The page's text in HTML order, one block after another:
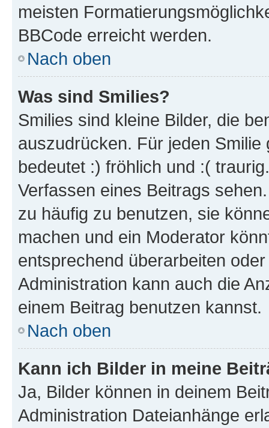
meisten
BBCode erreicht werden.
Nach oben
Was sind Smilies?
Smilies sind kleine Bilder, die
auszudrücken. Für jeden
bedeutet :) fröhlich und :(
Verfassen eines Beitrags
zu häufig zu benutzen, sie
machen und ein Moderator
entsprechend überarbeiten
Administration kann auch die
einem Beitrag benutzen kannst.
Nach oben
Kann ich Bilder in meine
Ja, Bilder können in deinem
Administration Dateianhänge